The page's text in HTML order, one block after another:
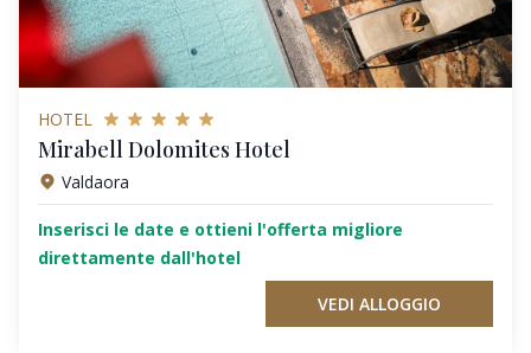
HOTEL
Mirabell Dolomites Hotel
Valdaora
Inserisci le date e ottieni l'offerta migliore
direttamente dall'hotel
VEDI ALLOGGIO